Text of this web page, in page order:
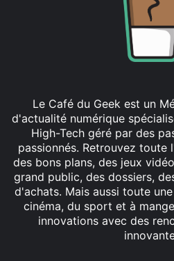
Le Café du Geek est un
d'actualité numérique
High-Tech géré par des
passionnés. Retrouvez
des bons plans, des jeux
grand public, des dossiers,
d'achats. Mais aussi toute
cinéma, du sport et à
innovations avec des